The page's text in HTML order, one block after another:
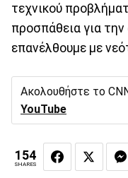
τεχνικού
προσπάθεια για
επανέλθουμε με
Ακολουθήστε το
YouTube
154
SHARES